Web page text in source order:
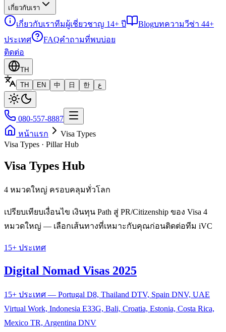
เกี่ยวกับเรา
เกี่ยวกับเราทีมผู้เชี่ยวชาญ 14+ ปี Blogบทความวีซ่า 44+
ประเทศ
FAQคำถามที่พบบ่อย
ติดต่อ
TH
TH
EN 中 日 한 ع
080-557-8887
หน้าแรก
Visa Types
Visa Types · Pillar Hub
Visa Types Hub
4 หมวดใหญ่ ครอบคลุมทั่วโลก
เปรียบเทียบเงื่อนไข เงินทุน Path สู่ PR/Citizenship ของ Visa 4
หมวดใหญ่ — เลือกเส้นทางที่เหมาะกับคุณก่อนติดต่อทีม iVC
15+ ประเทศ
Digital Nomad Visas 2025
15+ ประเทศ — Portugal D8, Thailand DTV, Spain DNV, UAE
Virtual Work, Indonesia E33G, Bali, Croatia, Estonia, Costa Rica,
Mexico TR, Argentina DNV